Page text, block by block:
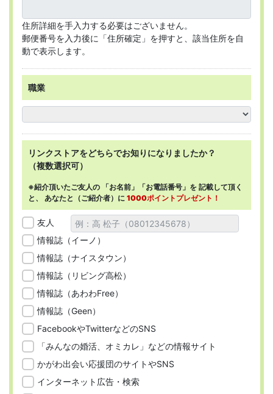
住所詳細を手入力する必要はございません。
郵便番号を入力後に「住所確定」を押すと、該当住所を自
動で表示します。
職業
リンクストアをどちらでお知りになりましたか？
（複数選択可）
※紹介頂いたご友人の 「お名前」「お電話番号」を 記載して頂く
と、 あなたと（ご紹介者）に 1000ポイントプレゼント！
友人
情報誌（イーノ）
情報誌（ナイスタウン）
情報誌（リビング高松）
情報誌（あわわFree）
情報誌（Geen）
FacebookやTwitterなどのSNS
「みんなの婚活、オミカレ」などの情報サイト
かがわ出会い応援団のサイトやSNS
インターネット広告・検索